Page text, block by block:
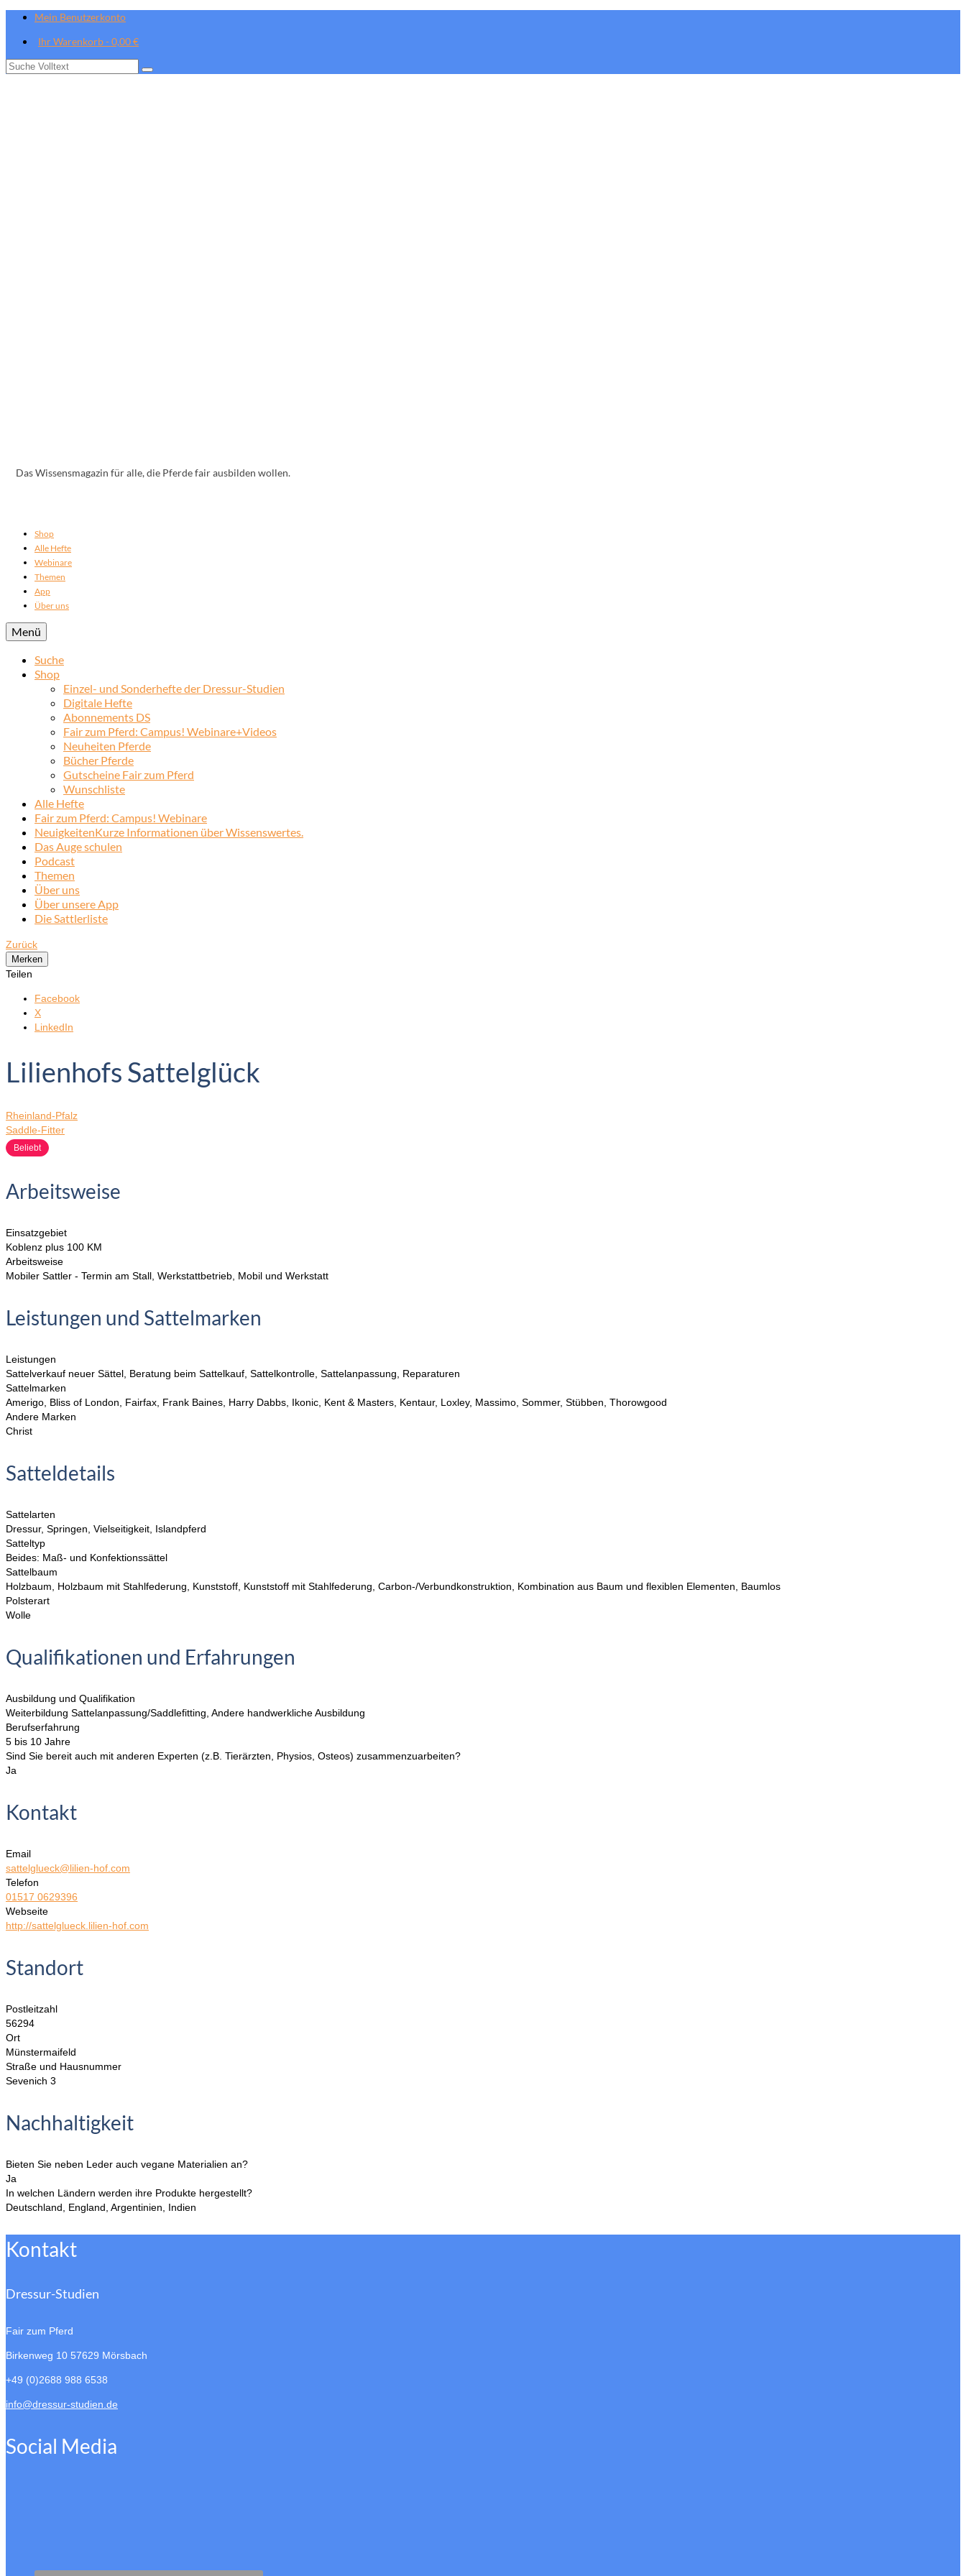
Mein Benutzerkonto
Ihr Warenkorb-0,00€
Suche
Das Wissensmagazin für alle, die Pferde fair ausbilden wollen.
Shop
Alle Hefte
Webinare
Themen
App
Über uns
Menü
Suche
Shop
Einzel- und Sonderhefte der Dressur-Studien
Digitale Hefte
Abonnements DS
Fair zum Pferd: Campus! Webinare+Videos
Neuheiten Pferde
Bücher Pferde
Gutscheine Fair zum Pferd
Wunschliste
Alle Hefte
Fair zum Pferd: Campus! Webinare
NeuigkeitenKurze Informationen über Wissenswertes.
Das Auge schulen
Podcast
Themen
Über uns
Über unsere App
Die Sattlerliste
Zurück
Merken
Teilen
Facebook
X
LinkedIn
Lilienhofs Sattelglück
Rheinland-Pfalz
Saddle-Fitter
Beliebt
Arbeitsweise
Einsatzgebiet
Koblenz plus 100 KM
Arbeitsweise
Mobiler Sattler - Termin am Stall, Werkstattbetrieb, Mobil und Werkstatt
Leistungen und Sattelmarken
Leistungen
Sattelverkauf neuer Sättel, Beratung beim Sattelkauf, Sattelkontrolle, Sattelanpassung, Reparaturen
Sattelmarken
Amerigo, Bliss of London, Fairfax, Frank Baines, Harry Dabbs, Ikonic, Kent & Masters, Kentaur, Loxley, Massimo, Sommer, Stübben, Thorowgood
Andere Marken
Christ
Satteldetails
Sattelarten
Dressur, Springen, Vielseitigkeit, Islandpferd
Satteltyp
Beides: Maß- und Konfektionssättel
Sattelbaum
Holzbaum, Holzbaum mit Stahlfederung, Kunststoff, Kunststoff mit Stahlfederung, Carbon-/Verbundkonstruktion, Kombination aus Baum und flexiblen Elementen, Baumlos
Polsterart
Wolle
Qualifikationen und Erfahrungen
Ausbildung und Qualifikation
Weiterbildung Sattelanpassung/Saddlefitting, Andere handwerkliche Ausbildung
Berufserfahrung
5 bis 10 Jahre
Sind Sie bereit auch mit anderen Experten (z.B. Tierärzten, Physios, Osteos) zusammenzuarbeiten?
Ja
Kontakt
Email
sattelglueck@lilien-hof.com
Telefon
01517 0629396
Webseite
http://sattelglueck.lilien-hof.com
Standort
Postleitzahl
56294
Ort
Münstermaifeld
Straße und Hausnummer
Sevenich 3
Nachhaltigkeit
Bieten Sie neben Leder auch vegane Materialien an?
Ja
In welchen Ländern werden ihre Produkte hergestellt?
Deutschland, England, Argentinien, Indien
Kontakt
Dressur-Studien
Fair zum Pferd
Birkenweg 10 57629 Mörsbach
+49 (0)2688 988 6538
info@dressur-studien.de
Social Media